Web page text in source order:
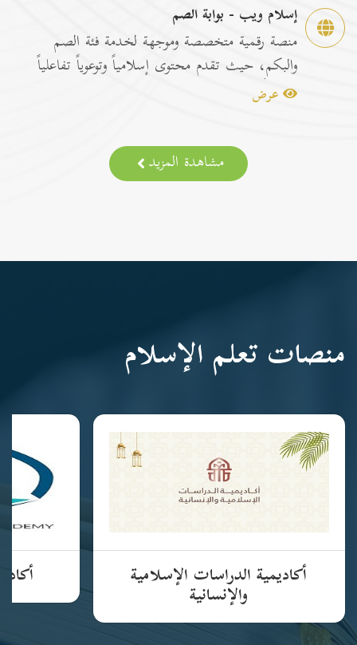
إسلام ويب - بوابة الصم
منصة رقمية متخصصة وموجهة لخدمة فئة الصم
والبكم، حيث تقدم محتوى إسلامياً وتوعوياً تفاعلياً
مترجماً با...
عرض
مشاهدة المزيد
منصات تعلم الإسلام
أكاديمية الدراسات الإسلامية
والإنسانية